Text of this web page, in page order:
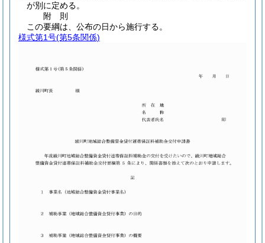
が別に定める。
附 則
この要綱は、公布の日から施行する。
様式第1号(第5条関係)